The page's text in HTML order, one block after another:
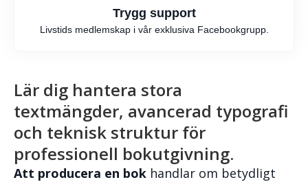
Trygg support
Livstids medlemskap i vår exklusiva Facebookgrupp.
Lär dig hantera stora
textmängder, avancerad typografi
och teknisk struktur för
professionell bokutgivning.
Att producera en bok handlar om betydligt